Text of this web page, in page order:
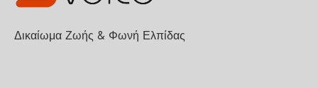
Δικαίωμα Ζωής & Φωνή Ελπίδας